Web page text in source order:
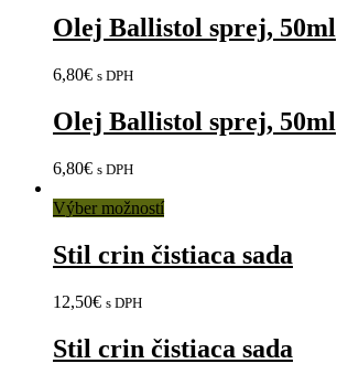
Olej Ballistol sprej, 50ml
6,80€ s DPH
Olej Ballistol sprej, 50ml
6,80€ s DPH
Výber možností
Stil crin čistiaca sada
12,50€ s DPH
Stil crin čistiaca sada